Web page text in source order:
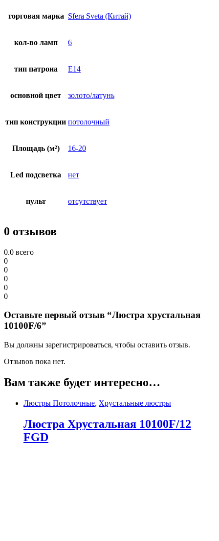
торговая марка Sfera Sveta (Китай)
кол-во ламп 6
тип патрона E14
основной цвет золото/латунь
тип конструкции потолочный
Площадь (м²) 16-20
Led подсветка нет
пульт отсутствует
0 отзывов
0.0 всего
0
0
0
0
0
Оставьте первый отзыв “Люстра хрустальная
10100F/6”
Вы должны зарегистрироваться, чтобы оставить отзыв.
Отзывов пока нет.
Вам также будет интересно…
Люстры Потолочные, Хрустальные люстры
Люстра Хрустальная 10100F/12
FGD